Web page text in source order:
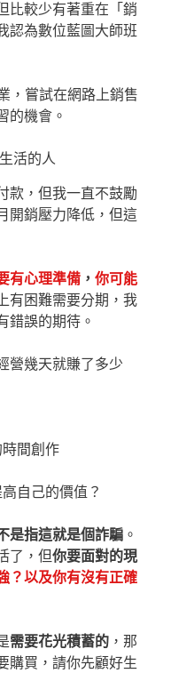
比較少有著重在「銷
認為數位藍圖大師班
，嘗試在網路上銷售
的機會。
活的人
款，但我一直不鼓勵
開銷壓力降低，但這
有心理準備 ， 你可能
有困難需要分期，我
錯誤的期待。
營幾天就賺了多少
間創作
自己的價值？
是指這就是個詐騙 。
了，但你要面對的現
？以及你有沒有正確
需要花光積蓄的 ，那
購買，請你先顧好生